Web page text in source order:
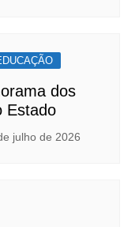
dos
Estado
julho de 2026